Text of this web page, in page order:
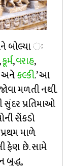
બોલ્યા ઃ
કૂર્મ,વરાહ,
અનેકલ્કી.’ આ
મળતી નથી.
સુંદર પ્રતિમાઓ
સેંકડો
માળે
ફેણ છે. સામે
બુદ્ધ,